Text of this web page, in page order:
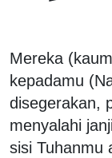
Mereka
kepadamu
disegerakan,
menyalahi
sisi Tuhanmu